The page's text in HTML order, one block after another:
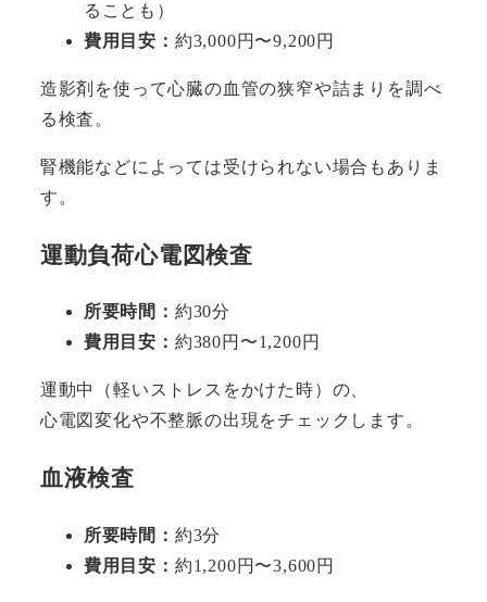
ることも）
費用目安： 約3,000円〜9,200円
造影剤を使って心臓の血管の狭窄や詰まりを調べ
る検査。
腎機能などによっては受けられない場合もありま
す。
運動負荷心電図検査
所要時間： 約30分
費用目安： 約380円〜1,200円
運動中（軽いストレスをかけた時）の、
心電図変化や不整脈の出現をチェックします。
血液検査
所要時間： 約3分
費用目安： 約1,200円〜3,600円